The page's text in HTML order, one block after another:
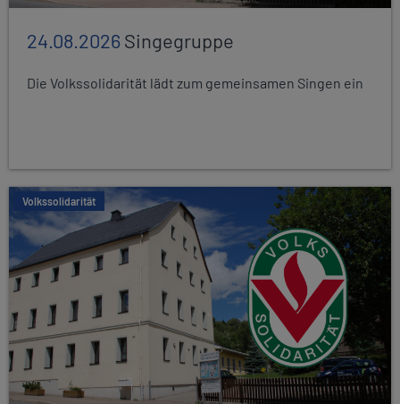
24.08.2026Singegruppe
Die Volkssolidarität lädt zum gemeinsamen Singen ein
Volkssolidarität